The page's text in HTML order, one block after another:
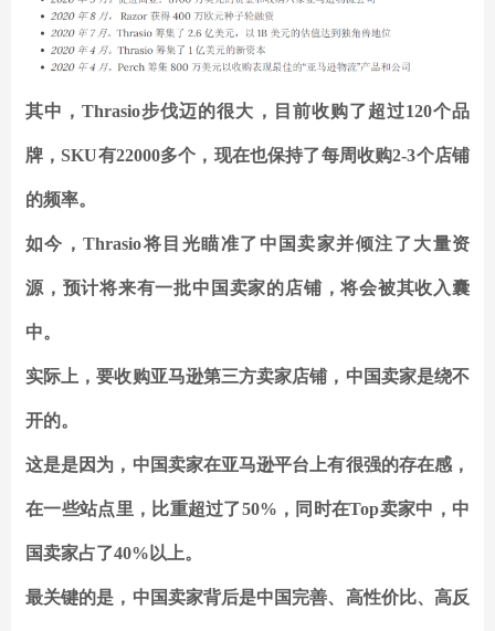
其中，Thrasio步伐迈的很大，目前收购了超过120个品
牌，SKU有22000多个， 现在也保持了每周收购2-3个店铺
的频率。
如今，Thrasio将目光瞄准了中国卖家并倾注了大量资
源，预计将来有一批中国卖家的店铺，将会被其收入囊
中。
实际上，要收购亚马逊第三方卖家店铺，中国卖家是绕不
开的。
这是是因为，中国卖家在亚马逊平台上有很强的存在感，
在一些站点里，比重超过了50%，同时在Top卖家中，中
国卖家占了40%以上。
最关键的是，中国卖家背后是中国完善、高性价比、高反